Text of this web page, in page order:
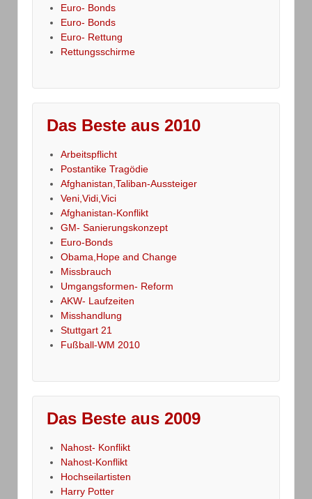
Euro- Bonds
Euro- Bonds
Euro- Rettung
Rettungsschirme
Das Beste aus 2010
Arbeitspflicht
Postantike Tragödie
Afghanistan,Taliban-Aussteiger
Veni,Vidi,Vici
Afghanistan-Konflikt
GM- Sanierungskonzept
Euro-Bonds
Obama,Hope and Change
Missbrauch
Umgangsformen- Reform
AKW- Laufzeiten
Misshandlung
Stuttgart 21
Fußball-WM 2010
Das Beste aus 2009
Nahost- Konflikt
Nahost-Konflikt
Hochseilartisten
Harry Potter